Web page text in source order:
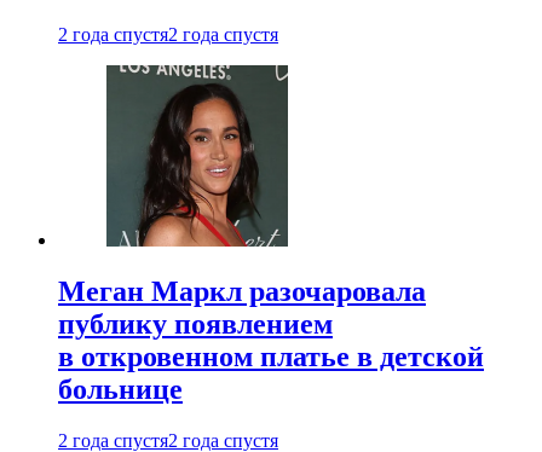
2 года спустя2 года спустя
Меган Маркл разочаровала
публику появлением
в откровенном платье в детской
больнице
2 года спустя2 года спустя